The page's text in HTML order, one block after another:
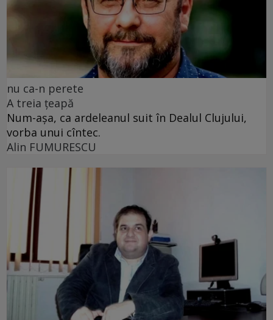
nu ca-n perete
A treia țeapă
Num-așa, ca ardeleanul suit în Dealul Clujului,
vorba unui cîntec.
Alin FUMURESCU